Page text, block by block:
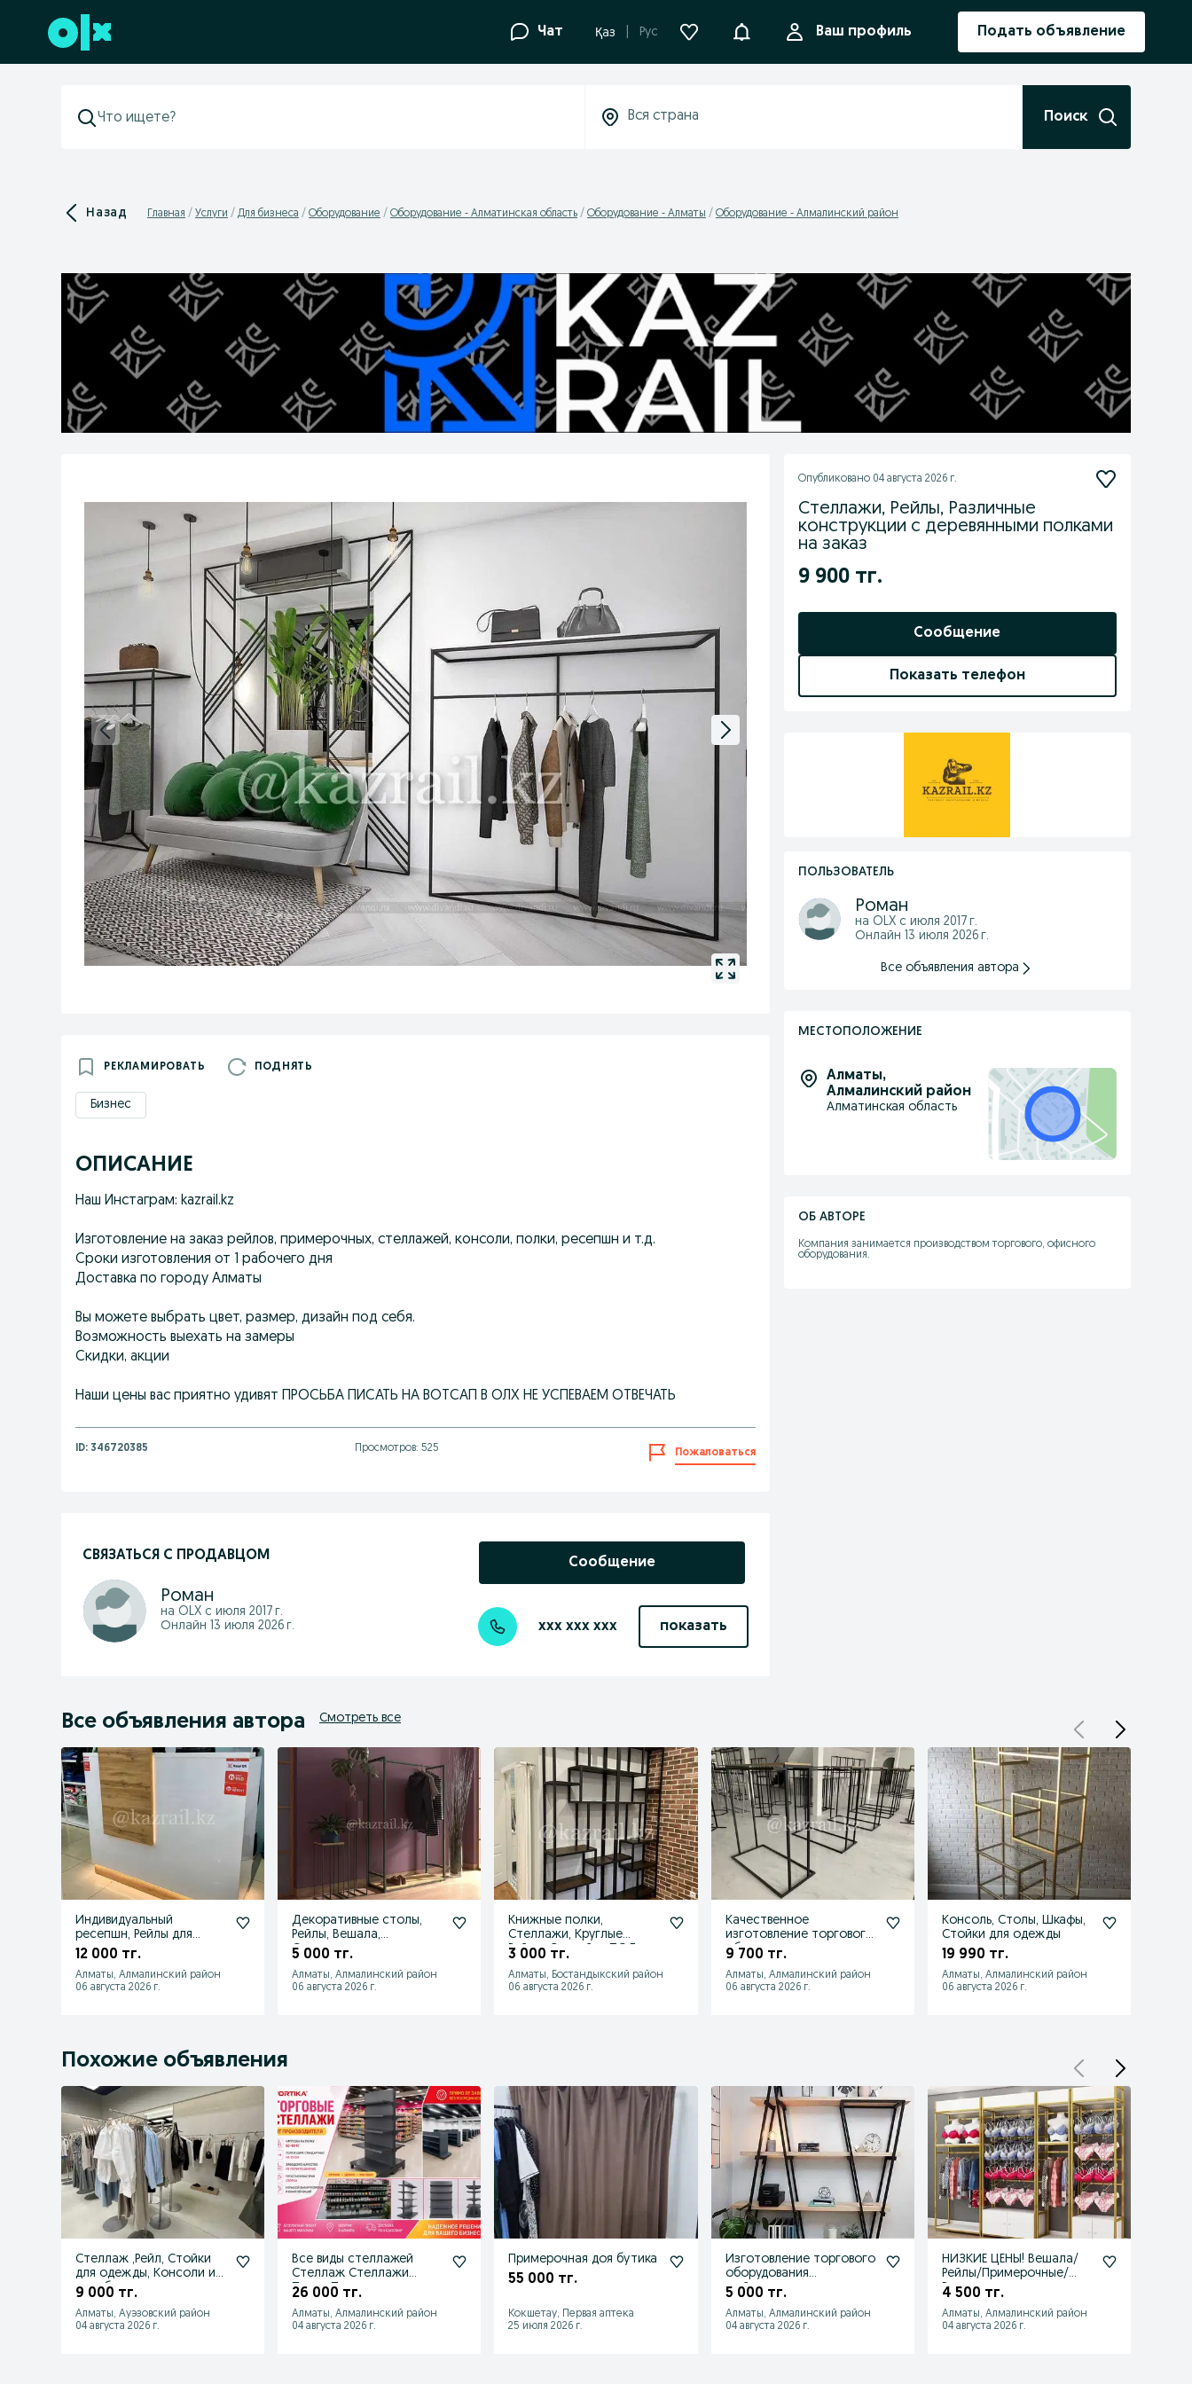
Перейти к нижнему колонтитулу Чат Қаз Рус УведомленияВаш профиль Подать объявление
Поиск
Назад Главная Услуги Для бизнеса Оборудование Оборудование - Алматинская область Оборудование - Алматы Оборудование - Алмалинский район
РЕКЛАМИРОВАТЬ ПОДНЯТЬ
Бизнес
ОПИСАНИЕ
Наш Инстаграм: kazrail.kz
Изготовление на заказ рейлов, примерочных, стеллажей, консоли, полки, ресепшн и т.д.
Сроки изготовления от 1 рабочего дня
Доставка по городу Алматы
Вы можете выбрать цвет, размер, дизайн под себя.
Возможность выехать на замеры
Скидки, акции
Наши цены вас приятно удивят ПРОСЬБА ПИСАТЬ НА ВОТСАП В ОЛХ НЕ УСПЕВАЕМ ОТВЕЧАТЬ
ID: 346720385 Просмотров: 525 Пожаловаться
СВЯЗАТЬСЯ С ПРОДАВЦОМ
Роман
на OLX с июля 2017 г.
Онлайн 13 июля 2026 г.
Сообщение
xxx xxx xxx показать
Опубликовано 04 августа 2026 г.
Стеллажи, Рейлы, Различные
конструкции с деревянными полками
на заказ
9 900 тг.
Сообщение
Показать телефон
ПОЛЬЗОВАТЕЛЬ
Роман
на OLX с июля 2017 г.
Онлайн 13 июля 2026 г.
Все объявления автора
МЕСТОПОЛОЖЕНИЕ
Алматы,
Алмалинский район
Алматинская область
ОБ АВТОРЕ
Компания занимается производством торгового, офисного
оборудования.
Все объявления автора Смотреть все
Индивидуальный
ресепшн, Рейлы для
одежды и акссесуаров и
12 000 тг.
Алматы, Алмалинский район
06 августа 2026 г.
Декоративные столы,
Рейлы, Вешала,
Стеллажи
5 000 тг.
Алматы, Алмалинский район
06 августа 2026 г.
Книжные полки,
Стеллажи, Круглые
Рейлы, Скамейки ПОД
3 000 тг.
Алматы, Бостандыкский район
06 августа 2026 г.
Качественное
изготовление торгового
оборудования,
9 700 тг.
Алматы, Алмалинский район
06 августа 2026 г.
Консоль, Столы, Шкафы,
Стойки для одежды
19 990 тг.
Алматы, Алмалинский район
06 августа 2026 г.
Похожие объявления
Стеллаж ,Рейл, Стойки
для одежды, Консоли и
др. оборудования
9 000 тг.
Алматы, Ауэзовский район
04 августа 2026 г.
Все виды стеллажей
Стеллаж Стеллажи
Полка Полки
26 000 тг.
Алматы, Алмалинский район
04 августа 2026 г.
Примерочная доя бутика
55 000 тг.
Кокшетау, Первая аптека
25 июля 2026 г.
Изготовление торгового
оборудования
,рейл,стеллаж
5 000 тг.
Алматы, Алмалинский район
04 августа 2026 г.
НИЗКИЕ ЦЕНЫ! Вешала/
Рейлы/Примерочные/
Ресепшн для магазина
4 500 тг.
Алматы, Алмалинский район
04 августа 2026 г.